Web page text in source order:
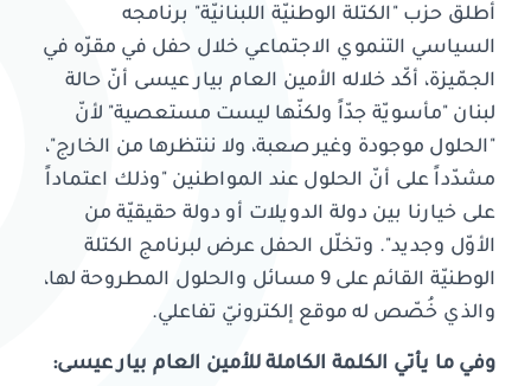
أطلق حزب "الكتلة الوطنيّة اللبنانيّة" برنامجه
السياسي التنموي الاجتماعي خلال حفل في مقرّه في
الجمّيزة، أكّد خلاله الأمين العام بيار عيسى أنّ حالة
لبنان "مأسويّة جدّاً ولكنّها ليست مستعصية" لأنّ
"الحلول موجودة وغير صعبة، ولا ننتظرها من الخارج"،
مشدّداً على أنّ الحلول عند المواطنين "وذلك اعتماداً
على خيارنا بين دولة الدويلات أو دولة حقيقيّة من
الأوّل وجديد". وتخلّل الحفل عرض لبرنامج الكتلة
الوطنيّة القائم على 9 مسائل والحلول المطروحة لها،
والذي خُصّص له موقع إلكترونيّ تفاعلي.
وفي ما يأتي الكلمة الكاملة للأمين العام بيار عيسى: